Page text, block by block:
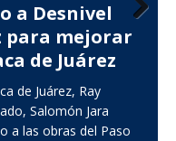
a Desnivel
para mejorar
de Juárez
de Juárez, Ray
Salomón Jara
a las obras del Paso
Nex